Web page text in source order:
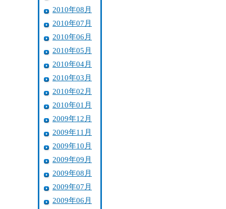
2010年08月
2010年07月
2010年06月
2010年05月
2010年04月
2010年03月
2010年02月
2010年01月
2009年12月
2009年11月
2009年10月
2009年09月
2009年08月
2009年07月
2009年06月